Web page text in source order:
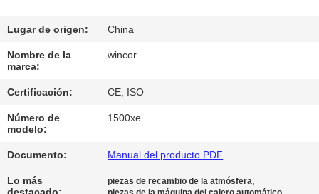
ÉNTRENOS
EN
CONTACTO
CON
NOTICIAS
Lugar de origen: China
Nombre de la
marca:
wincor
Certificación: CE, ISO
Número de
modelo:
1500xe
Documento: Manual del producto PDF
Lo más
piezas de recambio de la atmósfera,